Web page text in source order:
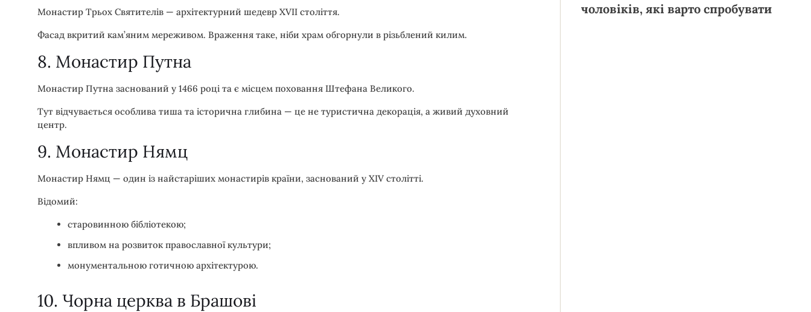
Монастир Трьох Святителів — архітектурний шедевр XVII століття.
Фасад вкритий кам’яним мереживом. Враження таке, ніби храм обгорнули в різьблений килим.
8. Монастир Путна
Монастир Путна заснований у 1466 році та є місцем поховання Штефана Великого.
Тут відчувається особлива тиша та історична глибина — це не туристична декорація, а живий духовний
центр.
9. Монастир Нямц
Монастир Нямц — один із найстаріших монастирів країни, заснований у XIV столітті.
Відомий:
старовинною бібліотекою;
впливом на розвиток православної культури;
монументальною готичною архітектурою.
10. Чорна церква в Брашові
чоловіків, які варто спробувати